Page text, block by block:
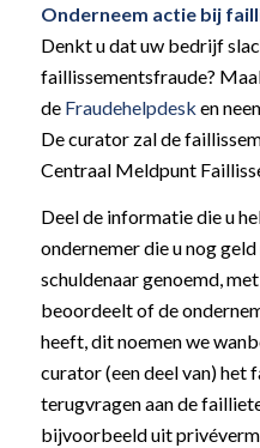
Onderneem actie bij
Denkt u dat uw bedrijf
faillissementsfraude?
de Fraudehelpdesk en
De curator zal de
Centraal Meldpunt
Deel de informatie die u
ondernemer die u nog
schuldenaar genoemd,
beoordeelt of de
heeft, dit noemen we
curator (een deel van)
terugvragen aan de
bijvoorbeeld uit